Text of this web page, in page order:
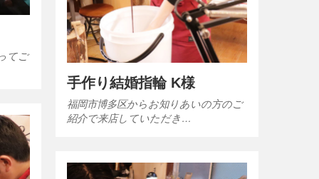
てご
手作り結婚指輪 K様
福岡市博多区からお知りあいの方のご
紹介で来店していただき…